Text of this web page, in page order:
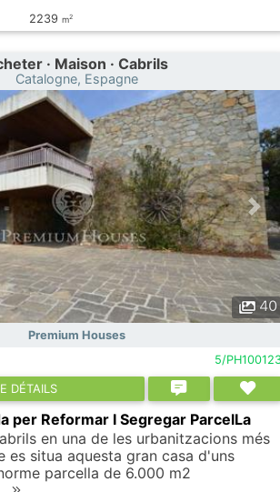
2239 m2
· Maison · Cabrils
Catalogne, Espagne
40
Premium Houses
5/
DÉTAILS
per Reformar I Segregar ParcelLa
en una de les urbanitzacions més
es situa aquesta gran casa d'uns
parcella de 6.000 m2